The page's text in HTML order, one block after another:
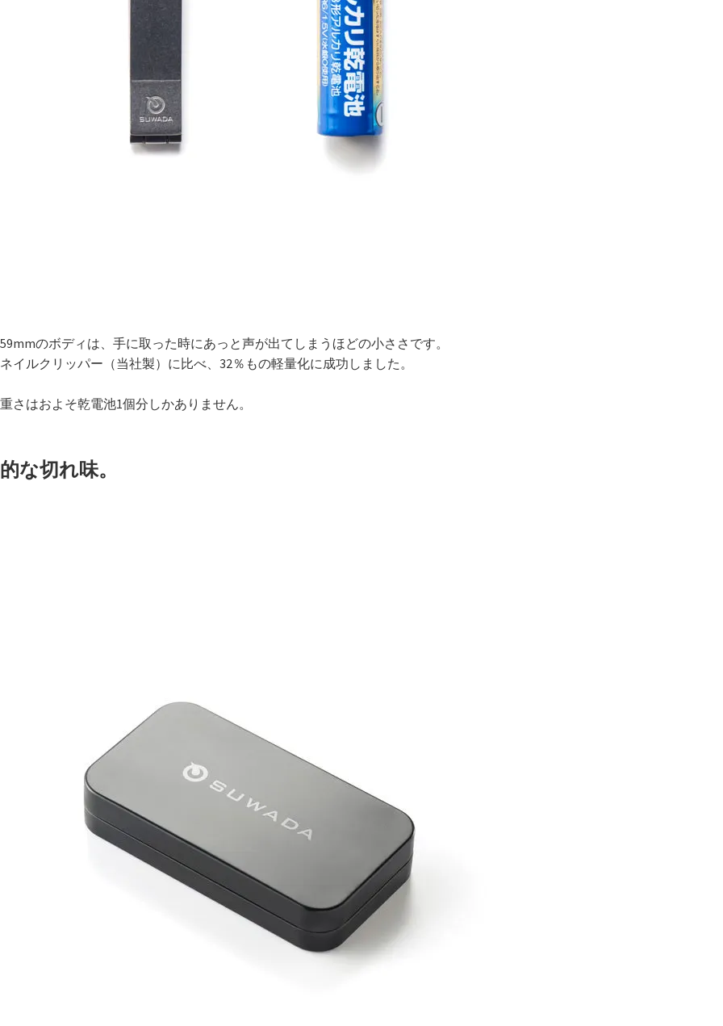
のボディは、手に取った時にあっと声が出てしまうほどの小ささです。
イルクリッパー（当社製）に比べ、32％もの軽量化に成功しました。
さはおよそ乾電池1個分しかありません。
な切れ味。